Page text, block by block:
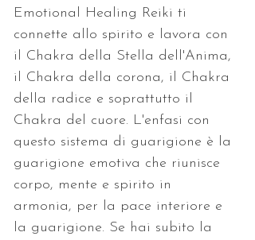
Emotional Healing Reiki ti
connette allo spirito e lavora con
il Chakra della Stella dell'Anima,
il Chakra della corona, il Chakra
della radice e soprattutto il
Chakra del cuore. L'enfasi con
questo sistema di guarigione è la
guarigione emotiva che riunisce
corpo, mente e spirito in
armonia, per la pace interiore e
la guarigione. Se hai subito la